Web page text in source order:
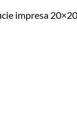
impresa